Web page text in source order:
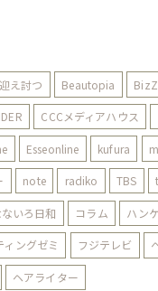
え討つ Beautopia
CCCメディアハウス
Esseonline kufura
note radiko TBS
いろ日和 コラム ハン
ィングゼミ フジテレビ
ヘアライター